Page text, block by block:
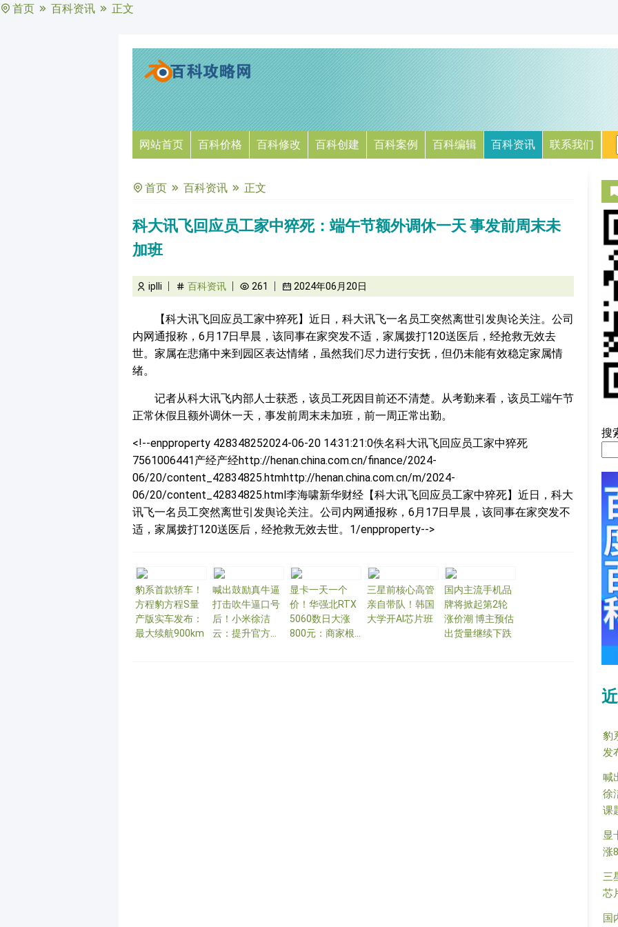
首页 百科资讯 正文
网站首页 百科价格 百科修改 百科创建 百科案例 百科编辑 百科资讯 联系我们
首页 百科资讯 正文
科大讯飞回应员工家中猝死：端午节额外调休一天 事发前周末未
加班
iplli 百科资讯 261 2024年06月20日
【科大讯飞回应员工家中猝死】近日，科大讯飞一名员工突然离世引发舆论关注。公司
内网通报称，6月17日早晨，该同事在家突发不适，家属拨打120送医后，经抢救无效去
世。家属在悲痛中来到园区表达情绪，虽然我们尽力进行安抚，但仍未能有效稳定家属情
绪。
记者从科大讯飞内部人士获悉，该员工死因目前还不清楚。从考勤来看，该员工端午节
正常休假且额外调休一天，事发前周末未加班，前一周正常出勤。
<!--enpproperty 428348252024-06-20 14:31:21:0佚名科大讯飞回应员工家中猝死
7561006441产经产经http://henan.china.com.cn/finance/2024-
06/20/content_42834825.htmhttp://henan.china.com.cn/m/2024-
06/20/content_42834825.html李海啸新华财经【科大讯飞回应员工家中猝死】近日，科大
讯飞一名员工突然离世引发舆论关注。公司内网通报称，6月17日早晨，该同事在家突发不
适，家属拨打120送医后，经抢救无效去世。1/enpproperty-->
豹系首款轿车！
方程豹方程S量
产版实车发布：
最大续航900km
喊出鼓励真牛逼
打击吹牛逼口号
后！小米徐洁
云：提升官方宣
显卡一天一个
价！华强北RTX
5060数日大涨
800元：商家根
三星前核心高管
亲自带队！韩国
大学开AI芯片班
国内主流手机品
牌将掀起第2轮
涨价潮 博主预估
出货量继续下跌
搜
豹
发
喊
徐
课
显
涨
三
芯
国